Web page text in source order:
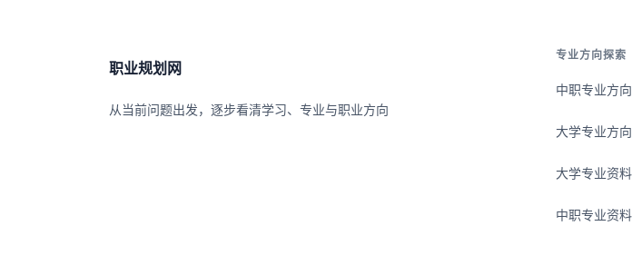
职业规划网
从当前问题出发，逐步看清学习、专业与职业方向
专业方向探索
中职专业方向
大学专业方向
大学专业资料
中职专业资料